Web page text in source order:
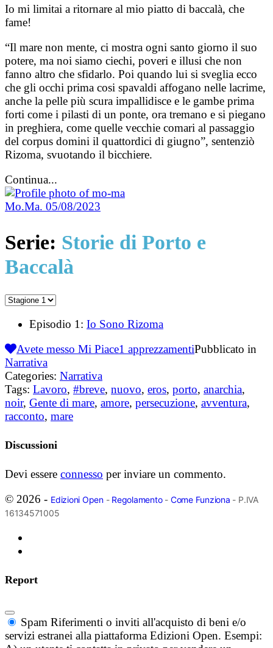
Io mi limitai a ritornare al mio piatto di baccalà, che
fame!
“Il mare non mente, ci mostra ogni santo giorno il suo
potere, ma noi siamo ciechi, poveri e illusi che non
fanno altro che sfidarlo. Poi quando lui si sveglia ecco
che gli occhi prima cosi spavaldi affogano nelle lacrime,
anche la pelle più scura impallidisce e le gambe prima
forti come i pilasti di un ponte, ora tremano e si piegano
in preghiera, come quelle vecchie comari al passaggio
del corpus domini il quattordici di giugno”, sentenziò
Rizoma, svuotando il bicchiere.
Continua...
Mo.Ma. 05/08/2023
Serie: Storie di Porto e
Baccalà
Episodio 1: Io Sono Rizoma
Avete messo Mi Piace1 apprezzamentiPubblicato in
Narrativa
Categories: Narrativa
Tags: Lavoro, #breve, nuovo, eros, porto, anarchia,
noir, Gente di mare, amore, persecuzione, avventura,
racconto, mare
Discussioni
Devi essere connesso per inviare un commento.
© 2026 - Edizioni Open- Regolamento- Come Funziona - P.IVA
16134571005
Report
Spam Riferimenti o inviti all'acquisto di beni e/o
servizi estranei alla piattaforma Edizioni Open. Esempi: